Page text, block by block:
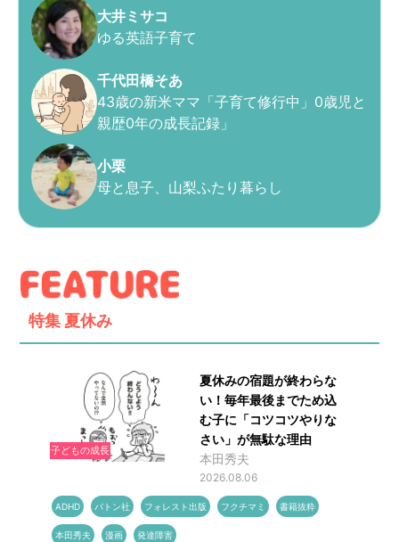
大井ミサコ
ゆる英語子育て
千代田橋そあ
43歳の新米ママ「子育て修行中」0歳児と
親歴0年の成長記録」
小栗
母と息子、山梨ふたり暮らし
特集 夏休み
子どもの成長
夏休みの宿題が終わらな
い！毎年最後までため込
む子に「コツコツやりな
さい」が無駄な理由
本田秀夫
2026.08.06
ADHD バトン社 フォレスト出版 フクチマミ 書籍抜粋
本田秀夫 漫画 発達障害